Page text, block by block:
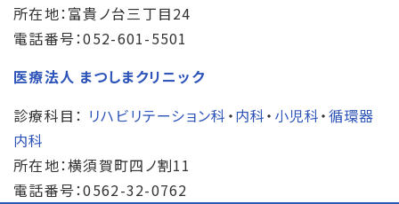
所在地：富貴ノ台三丁目24
電話番号：052-601-5501
医療法人 まつしまクリニック
診療科目： リハビリテーション科 ・内科・ 小児科・循環器
内科
所在地：横須賀町四ノ割11
電話番号：0562-32-0762